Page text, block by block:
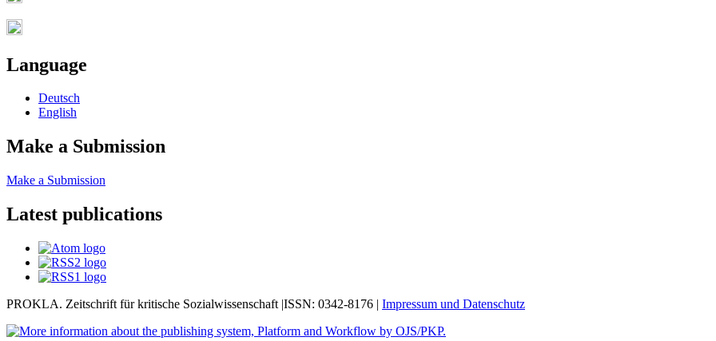
Language
Deutsch
English
Make a Submission
Make a Submission
Latest publications
PROKLA. Zeitschrift für kritische Sozialwissenschaft |ISSN: 0342-8176 | Impressum und Datenschutz